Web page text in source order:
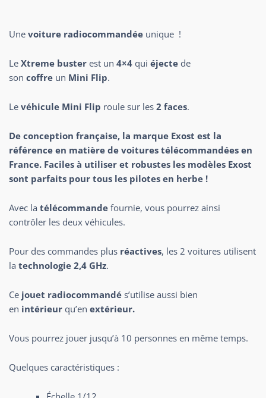
Une voiture radiocommandée unique !
Le Xtreme buster est un 4×4 qui éjecte de
son coffre un Mini Flip.
Le véhicule Mini Flip roule sur les 2 faces.
De conception française, la marque Exost est la
référence en matière de voitures télécommandées en
France. Faciles à utiliser et robustes les modèles Exost
sont parfaits pour tous les pilotes en herbe !
Avec la télécommande fournie, vous pourrez ainsi
contrôler les deux véhicules.
Pour des commandes plus réactives, les 2 voitures utilisent
la technologie 2,4 GHz.
Ce jouet radiocommandé s’utilise aussi bien
en intérieur qu’en extérieur.
Vous pourrez jouer jusqu’à 10 personnes en même temps.
Quelques caractéristiques :